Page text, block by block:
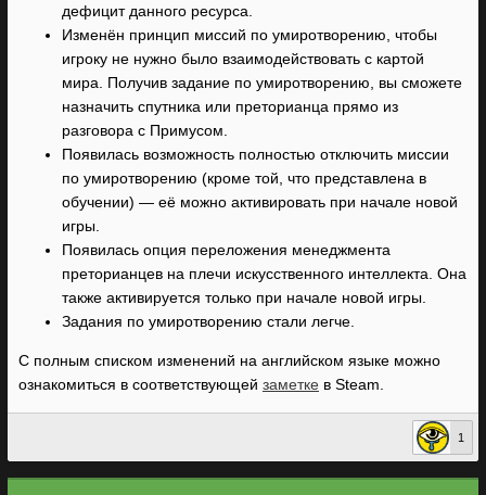
дефицит данного ресурса.
Изменён принцип миссий по умиротворению, чтобы
игроку не нужно было взаимодействовать с картой
мира. Получив задание по умиротворению, вы сможете
назначить спутника или преторианца прямо из
разговора с Примусом.
Появилась возможность полностью отключить миссии
по умиротворению (кроме той, что представлена в
обучении) — её можно активировать при начале новой
игры.
Появилась опция переложения менеджмента
преторианцев на плечи искусственного интеллекта. Она
также активируется только при начале новой игры.
Задания по умиротворению стали легче.
С полным списком изменений на английском языке можно
ознакомиться в соответствующей заметке в Steam.
1